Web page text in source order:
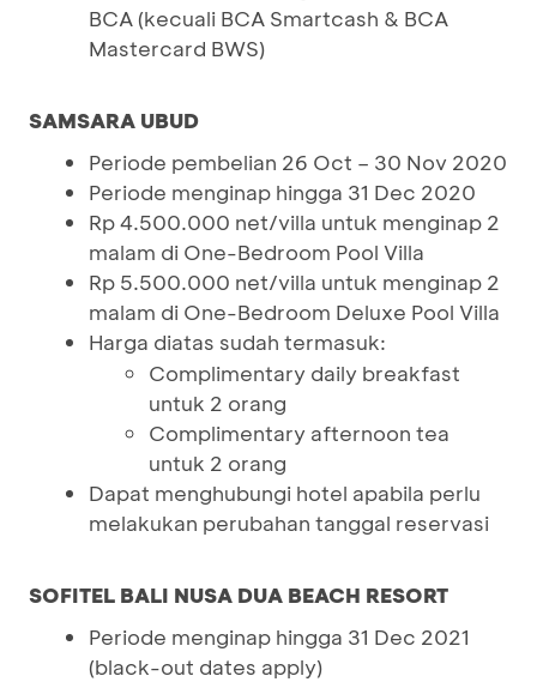
BCA (kecuali BCA Smartcash & BCA
Mastercard BWS)
SAMSARA UBUD
Periode pembelian 26 Oct – 30 Nov 2020
Periode menginap hingga 31 Dec 2020
Rp 4.500.000 net/villa untuk menginap 2
malam di One-Bedroom Pool Villa
Rp 5.500.000 net/villa untuk menginap 2
malam di One-Bedroom Deluxe Pool Villa
Harga diatas sudah termasuk:
Complimentary daily breakfast
untuk 2 orang
Complimentary afternoon tea
untuk 2 orang
Dapat menghubungi hotel apabila perlu
melakukan perubahan tanggal reservasi
SOFITEL BALI NUSA DUA BEACH RESORT
Periode menginap hingga 31 Dec 2021
(black-out dates apply)